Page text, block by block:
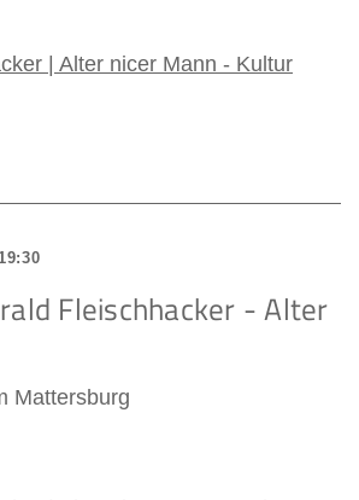
| Alter nicer Mann - Kultur
Fleischhacker - Alter
Mattersburg